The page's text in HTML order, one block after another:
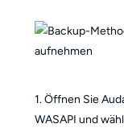
1. Öffnen Sie
WASAPI und